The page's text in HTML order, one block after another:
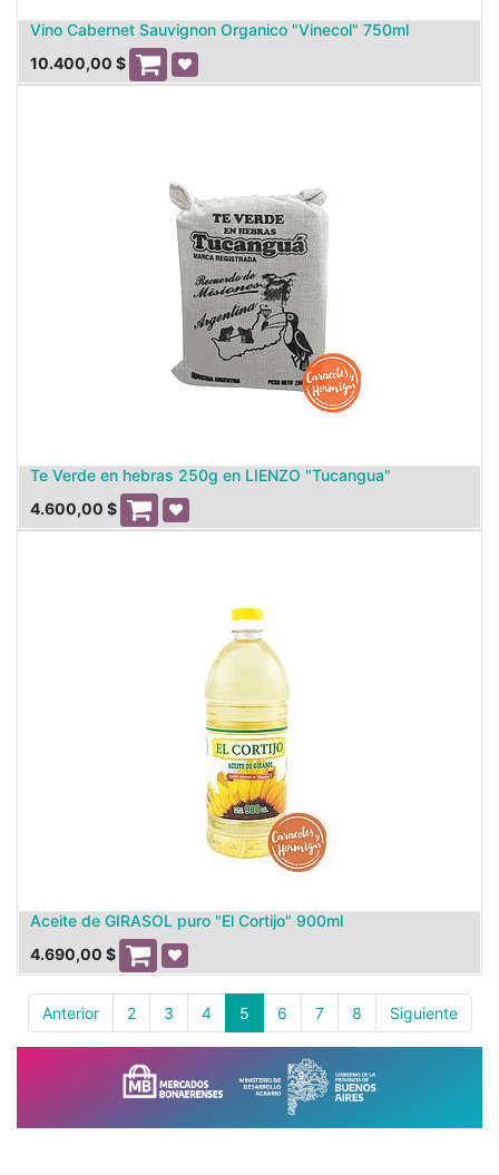
Vino Cabernet Sauvignon Organico "Vinecol" 750ml
10.400,00 $
Te Verde en hebras 250g en LIENZO "Tucangua"
4.600,00 $
Aceite de GIRASOL puro "El Cortijo" 900ml
4.690,00 $
Anterior 2 3 4 5 6 7 8 Siguiente